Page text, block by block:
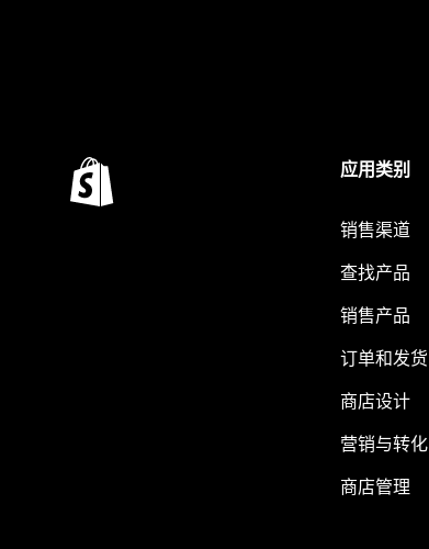
应用类别
销售渠道
查找产品
销售产品
订单和发货
商店设计
营销与转化
商店管理